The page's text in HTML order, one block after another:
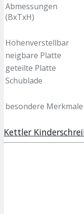
Abmessungen
(BxTxH)
Höhenverstellbar
neigbare Platte
geteilte Platte
Schublade
besondere Merkmale
Kettler